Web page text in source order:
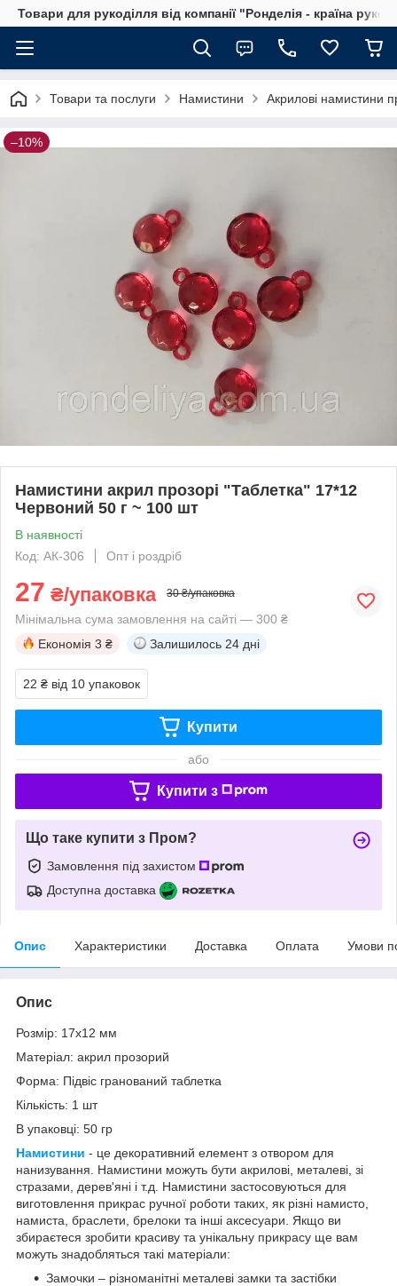
Товари для рукоділля від компанії "Ронделія - країна
Товари та послуги Намистини Акрилові намистини
–10%
Намистини акрил прозорі "Таблетка" 17*12
Червоний 50 г ~ 100 шт
В наявності
Код: АК-306
Опт і роздріб
27 ₴/упаковка 30 ₴/упаковка
Мінімальна сума замовлення на сайті — 300 ₴
Економія 3 ₴ Залишилось 24 дні
22 ₴ від 10 упаковок
Купити
або
Купити з
Що таке купити з Пром?
Замовлення під захистом
Доступна доставка
Опис Характеристики Доставка Оплата Умови
Опис
Розмір: 17х12 мм
Матеріал: акрил прозорий
Форма: Підвіс гранований таблетка
Кількість: 1 шт
В упаковці: 50 гр
Намистини - це декоративний елемент з отвором для
нанизування. Намистини можуть бути акрилові, металеві, зі
стразами, дерев'яні і т.д. Намистини застосовуються для
виготовлення прикрас ручної роботи таких, як різні намисто,
намиста, браслети, брелоки та інші аксесуари. Якщо ви
збираєтеся зробити красиву та унікальну прикрасу ще вам
можуть знадобляться такі матеріали:
Замочки – різноманітні металеві замки та застібки